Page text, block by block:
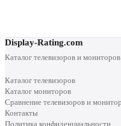
Display-Rating.com
Каталог телевизоров и мониторов
Каталог телевизоров
Каталог мониторов
Сравнение телевизоров и
Контакты
Политика конфиденциальности